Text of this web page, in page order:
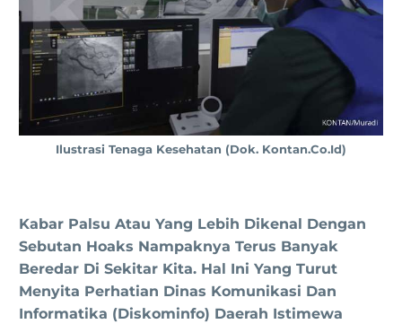
Ilustrasi Tenaga Kesehatan (dok. Kontan.co.id)
Kabar Palsu Atau Yang Lebih Dikenal Dengan
Sebutan Hoaks Nampaknya Terus Banyak
Beredar Di Sekitar Kita. Hal Ini Yang Turut
Menyita Perhatian Dinas Komunikasi Dan
Informatika (Diskominfo) Daerah Istimewa